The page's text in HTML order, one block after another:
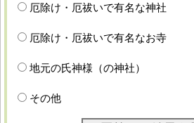
厄除け・厄祓いで有名な神社
厄除け・厄祓いで有名なお寺
地元の氏神様（の神社）
その他